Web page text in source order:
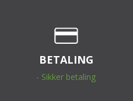
BETALING
- Sikker betaling